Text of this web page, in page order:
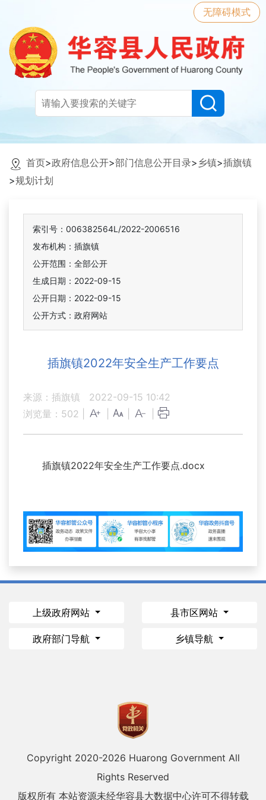
无障碍模式
首页>政府信息公开>部门信息公开目录> 乡镇>插旗镇
>规划计划
索引号：006382564L/2022-2006516
发布机构：插旗镇
公开范围：全部公开
生成日期：2022-09-15
公开日期：2022-09-15
公开方式：政府网站
插旗镇2022年安全生产工作要点
来源：插旗镇
2022-09-15 10:42
浏览量： 502
插旗镇2022年安全生产工作要点.docx
上级政府网站 县市区网站
政府部门导航 乡镇导航
Copyright 2020-2026 Huarong Government All
Rights Reserved
版权所有 本站资源未经华容县大数据中心许可不得转载